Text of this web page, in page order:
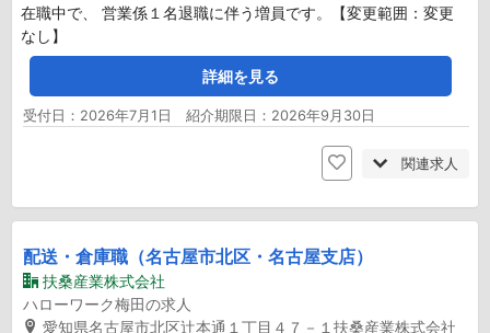
在職中で、 営業係１名退職に伴う増員です。【変更範囲：変更
なし】
詳細を見る
受付日：2026年7月1日 紹介期限日：2026年9月30日
関連求人
配送・倉庫職（名古屋市北区・名古屋支店）
扶桑産業株式会社
ハローワーク梅田の求人
愛知県名古屋市北区辻本通１丁目４７－１扶桑産業株式会社